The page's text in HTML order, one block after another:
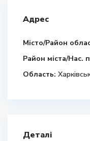
Адрес
Місто/Район
Район міста/Нас.
Область:
Деталі